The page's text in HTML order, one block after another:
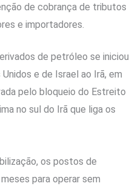
de cobrança de tributos
e importadores.
de petróleo se iniciou
e de Israel ao Irã, em
pelo bloqueio do Estreito
no sul do Irã que liga os
os postos de
para operar sem